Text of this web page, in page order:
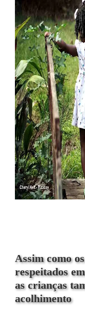
Assim como
respeitados
as crianças
acolhimento